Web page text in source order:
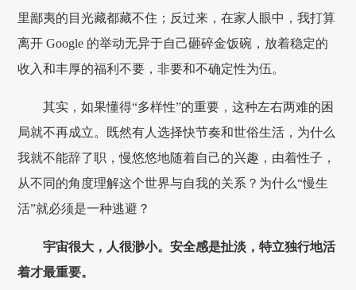
里鄙夷的目光藏都藏不住；反过来，在家人眼中，我打算
离开 Google 的举动无异于自己砸碎金饭碗，放着稳定的
收入和丰厚的福利不要，非要和不确定性为伍。
其实，如果懂得“多样性”的重要，这种左右两难的困
局就不再成立。既然有人选择快节奏和世俗生活，为什么
我就不能辞了职，慢悠悠地随着自己的兴趣，由着性子，
从不同的角度理解这个世界与自我的关系？为什么“慢生
活”就必须是一种逃避？
宇宙很大，人很渺小。安全感是扯淡，特立独行地活
着才最重要。